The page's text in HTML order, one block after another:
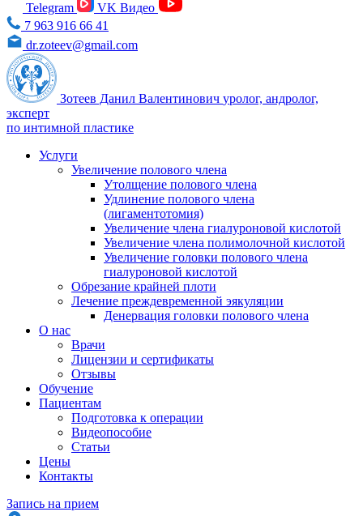
Telegram
VK Видео
7 963 916 66 41
dr.zoteev@gmail.com
Зотеев Данил Валентинович уролог, андролог,
эксперт
по интимной пластике
Услуги
Увеличение полового члена
Утолщение полового члена
Удлинение полового члена
(лигаментотомия)
Увеличение члена гиалуроновой кислотой
Увеличение члена полимолочной кислотой
Увеличение головки полового члена
гиалуроновой кислотой
Обрезание крайней плоти
Лечение преждевременной эякуляции
Денервация головки полового члена
О нас
Врачи
Лицензии и сертификаты
Отзывы
Обучение
Пациентам
Подготовка к операции
Видеопособие
Статьи
Цены
Контакты
Запись на прием